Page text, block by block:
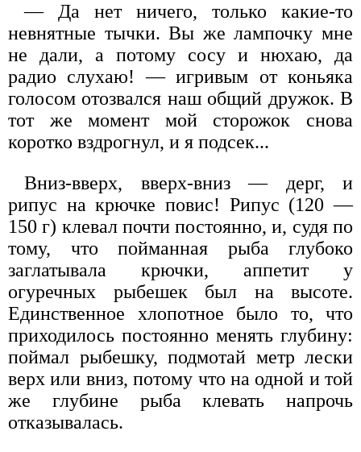
— Да нет ничего, только какие-то
невнятные тычки. Вы же лампочку мне
не дали, а потому сосу и нюхаю, да
радио слухаю! — игривым от коньяка
голосом отозвался наш общий дружок. В
тот же момент мой сторожок снова
коротко вздрогнул, и я подсек...
Вниз-вверх, вверх-вниз — дерг, и
рипус на крючке повис! Рипус (120 —
150 г) клевал почти постоянно, и, судя по
тому, что пойманная рыба глубоко
заглатывала крючки, аппетит у
огуречных рыбешек был на высоте.
Единственное хлопотное было то, что
приходилось постоянно менять глубину:
поймал рыбешку, подмотай метр лески
верх или вниз, потому что на одной и той
же глубине рыба клевать напрочь
отказывалась.